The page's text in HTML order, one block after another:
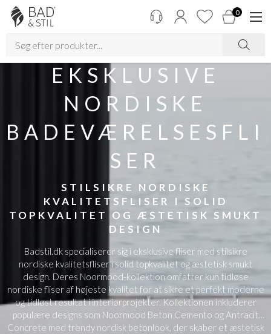
0
EKSKLUSIVE
NORDISKE
BADEVÆRELSESFLI
SER
STILSIKRE NORDISKE
KVALITETSFLISER I SOLID
TOPKVALITET OG ÆSTETISK SMUKT
DESIGN
Badstil.dk specialiserer sig i eksklusive fliser med stilsikre
nordiske kvalitetsfliser i solid topkvalitet og æstetisk smukt
design. Deres Noormood-kollektion omfatter kun tidløse
nordiske fliser af højeste kvalitet for at sikre et perfekt moderne
og tidløst resultat i interiørprojekter. Kollektionen inkluderer
populære designs som Noormood Beton Cemento og Antracit
Concrete med trendy nordisk betonlook, der skaber et æstetisk